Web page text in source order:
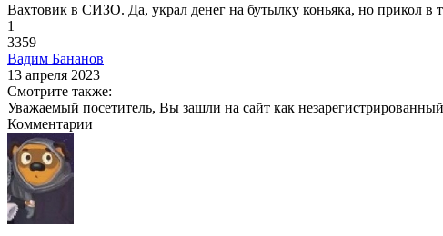
Вахтовик в СИЗО. Да, украл денег на бутылку коньяка, но прикол в
1
3359
Вадим Бананов
13 апреля 2023
Смотрите также:
Уважаемый посетитель, Вы зашли на сайт как
Комментарии